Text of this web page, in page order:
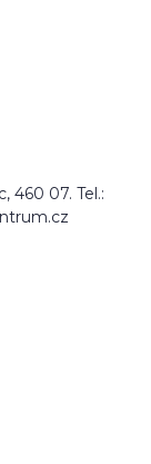
460 07. Tel.: